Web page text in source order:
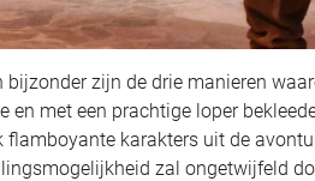
bijzonder zijn de drie manieren
en met een prachtige loper
flamboyante karakters uit de
zal ongetwijfeld